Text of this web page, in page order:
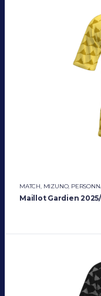
MATCH MIZUNO,
Maillot Gardien